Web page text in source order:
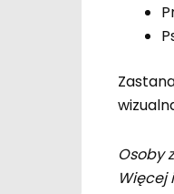
Osoby
Więcej